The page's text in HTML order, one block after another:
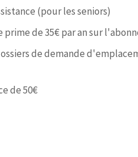
(pour les seniors)
de 35€ par an sur
de demande
de 50€